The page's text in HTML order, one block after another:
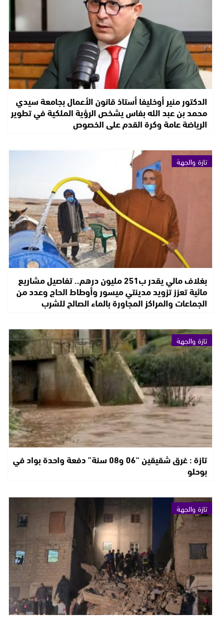
الدكتور منير أوخليفا أستاذ قانون الأعمال بجامعة سيدي
محمد بن عبد الله بفاس يشخص الرؤية الملكية في تطوير
الرياضة عامة وكرة القدم على الخصوص
تازة والجهة
بغلاف مالي يقدر ب251 مليون درهم.. تفاصيل مشاريع
مائية تعزز تزويد مدينتي ميسور وأوطاط الحاج وعدد من
الجماعات والمراكز المجاورة بالماء الصالح للشرب
تازة والجهة
تازة : غرق شقيقين “06 و08 سنة” دفعة واحدة بواد في
بوحلو
تازة والجهة